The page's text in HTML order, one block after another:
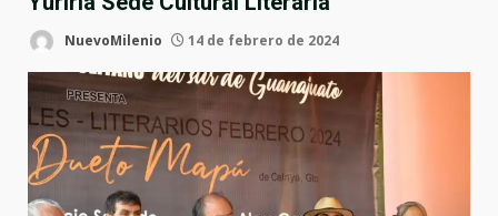
NuevoMilenio 14 de febrero de 2024